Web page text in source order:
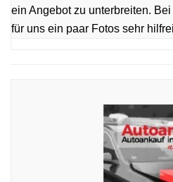
ein Angebot zu unterbreiten.
für uns ein paar Fotos sehr